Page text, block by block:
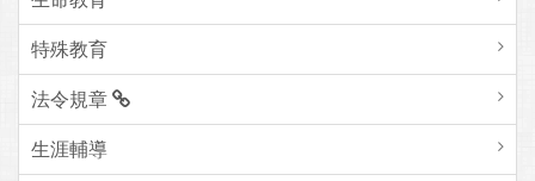
特殊教育
法令規章
生涯輔導